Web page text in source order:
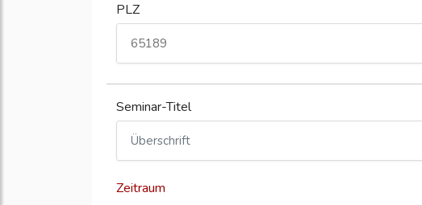
PLZ
Seminar-Titel
Zeitraum